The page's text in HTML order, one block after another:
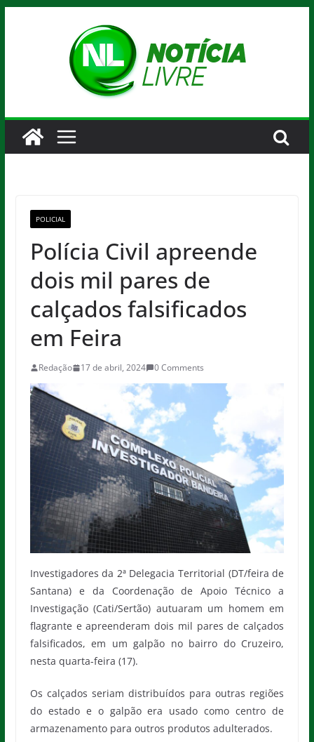
POLICIAL
Polícia Civil apreende
dois mil pares de
calçados falsificados
em Feira
Redação 17 de abril, 2024 0 Comments
Investigadores da 2ª Delegacia Territorial (DT/feira de
Santana) e da Coordenação de Apoio Técnico a
Investigação (Cati/Sertão) autuaram um homem em
flagrante e apreenderam dois mil pares de calçados
falsificados, em um galpão no bairro do Cruzeiro,
nesta quarta-feira (17).
Os calçados seriam distribuídos para outras regiões
do estado e o galpão era usado como centro de
armazenamento para outros produtos adulterados.